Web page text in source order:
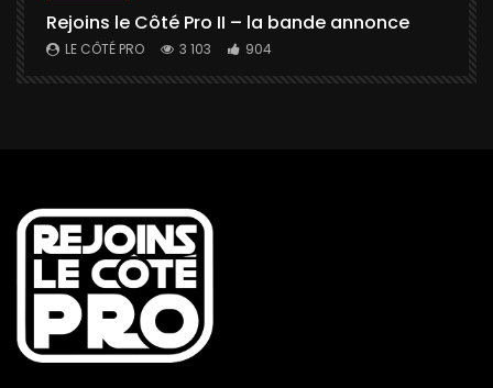
Rejoins le Côté Pro II – la bande annonce
LE CÔTÉ PRO 3 103 904